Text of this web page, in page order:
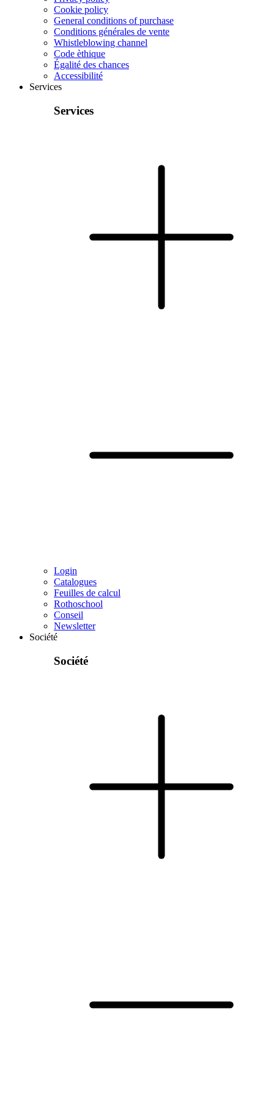
Cookie policy
General conditions of purchase
Conditions générales de vente
Whistleblowing channel
Code èthique
Égalité des chances
Accessibilité
Services
Services
Login
Catalogues
Feuilles de calcul
Rothoschool
Conseil
Newsletter
Société
Société